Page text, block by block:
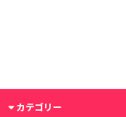
カテゴリー